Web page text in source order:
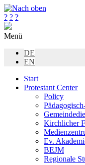
? ? ?
Menü
DE
EN
Start
Protestant Center
Policy
Kirchlicher
Ev.
BEJM
Regionale